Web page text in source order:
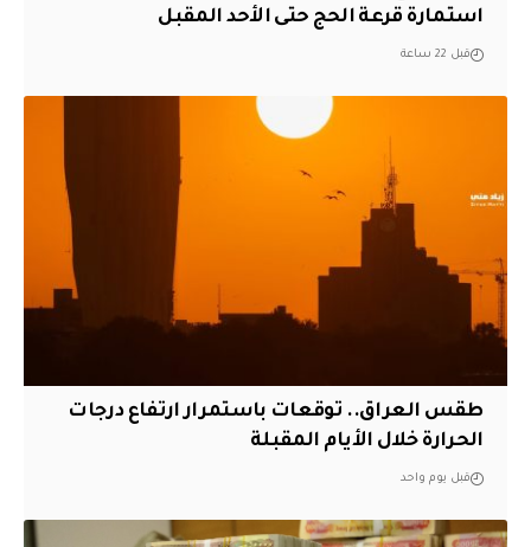
استمارة قرعة الحج حتى الأحد المقبل
قبل 22 ساعة
طقس العراق.. توقعات باستمرار ارتفاع درجات
الحرارة خلال الأيام المقبلة
قبل يوم واحد